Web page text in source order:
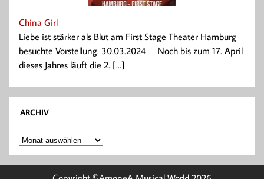
China Girl
Liebe ist stärker als Blut am First Stage Theater Hamburg
besuchte Vorstellung: 30.03.2024 Noch bis zum 17. April
dieses Jahres läuft die 2. [...]
ARCHIV
Archiv